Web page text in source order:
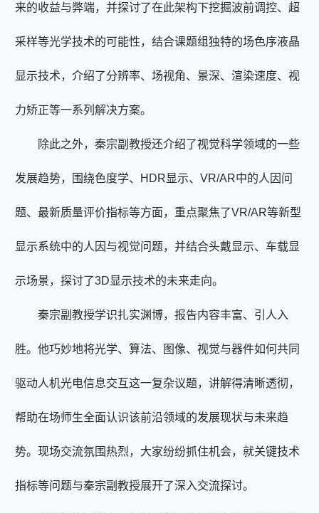
来的收益与弊端，并探讨了在此架构下挖掘波前调控、超
采样等光学技术的可能性，结合课题组独特的场色序液晶
显示技术，介绍了分辨率、场视角、景深、渲染速度、视
力矫正等一系列解决方案。
除此之外，秦宗副教授还介绍了视觉科学领域的一些
发展趋势， 围绕色度学、 HDR显示、 VR/AR中的人因问
题、最新质量评价指标等方面， 重点聚焦了VR/AR等新型
显示系统中的人因与视觉问题， 并结合头戴显示、车载显
示场景，探讨了3D显示技术的未来走向。
秦宗副教授学识扎实渊博，报告内容丰富、引人入
胜。 他巧妙地将光学、算法、图像、视觉与器件如何共同
驱动人机光电信息交互这一复杂议题，讲解得清晰透彻，
帮助在场师生全面认识该前沿领域的发展现状与未来趋
势。现场交流氛围热烈，大家纷纷抓住机会，就关键技术
指标等问题与秦宗副教授展开了深入交流探讨。